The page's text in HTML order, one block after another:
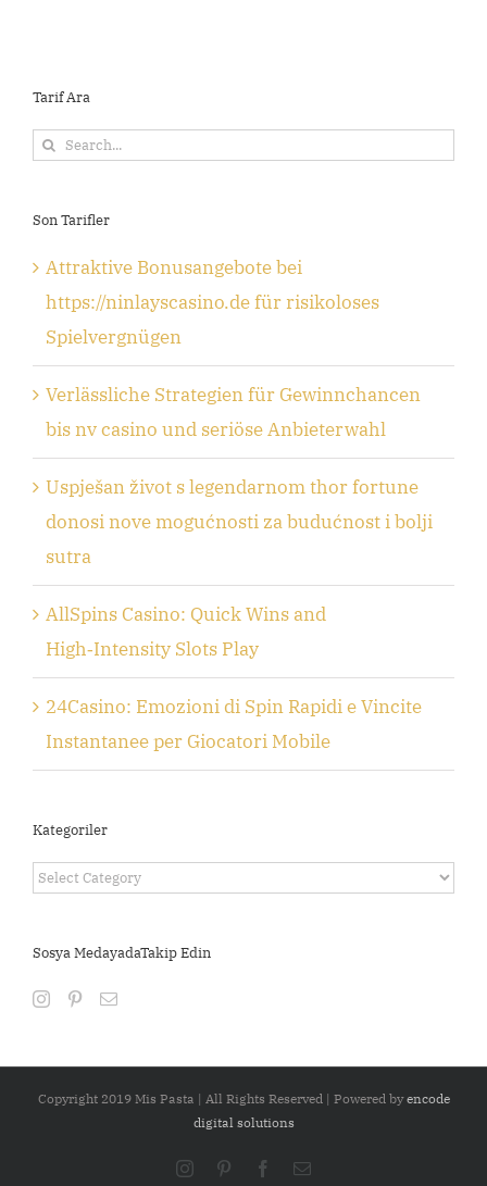
Tarif Ara
Search
Son Tarifler
Attraktive Bonusangebote bei
https://ninlayscasino.de für risikoloses
Spielvergnügen
Verlässliche Strategien für Gewinnchancen
bis nv casino und seriöse Anbieterwahl
Uspješan život s legendarnom thor fortune
donosi nove mogućnosti za budućnost i bolji
sutra
AllSpins Casino: Quick Wins and
High‑Intensity Slots Play
24Casino: Emozioni di Spin Rapidi e Vincite
Instantanee per Giocatori Mobile
Kategoriler
Kategoriler
Sosya MedayadaTakip Edin
Copyright 2019 Mis Pasta | All Rights Reserved | Powered byencode
digital solutions
InstagramPinterestFacebook
Email